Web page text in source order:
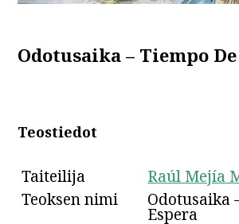
Odotusaika – Tiempo
Teostiedot
Taiteilija
Raúl Mejía
Teoksen nimi
Odotusaika
Espera